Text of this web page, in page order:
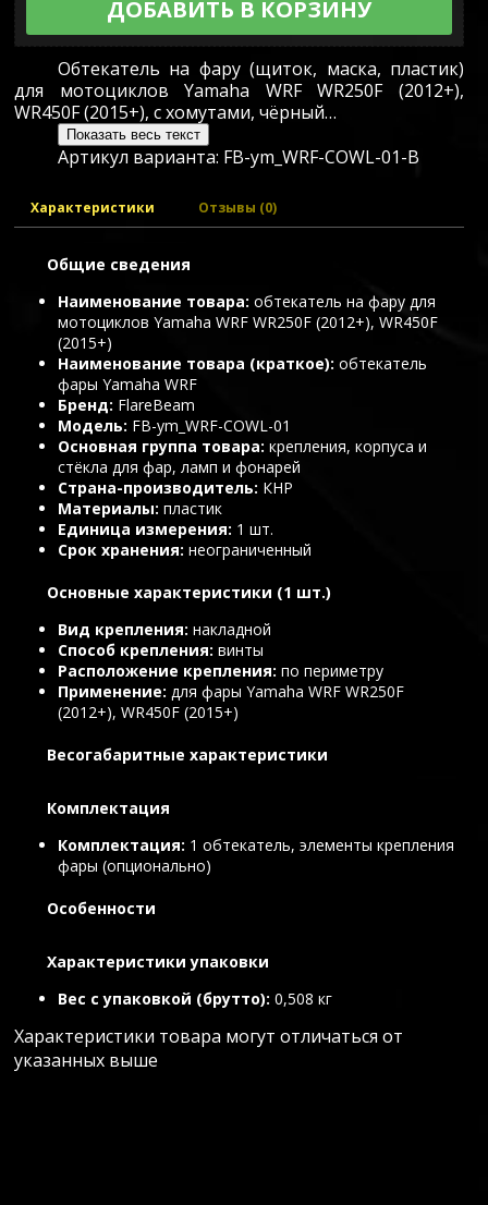
ДОБАВИТЬ В КОРЗИНУ
Обтекатель на фару (щиток, маска, пластик)
для мотоциклов Yamaha WRF WR250F (2012+),
WR450F (2015+), с хомутами, чёрный…
Показать весь текст
Артикул варианта: FB-ym_WRF-COWL-01-B
Характеристики Отзывы (0)
Общие сведения
Наименование товара обтекатель на фару для
мотоциклов Yamaha WRF WR250F (2012+), WR450F
(2015+)
Наименование товара (краткое) обтекатель
фары Yamaha WRF
Бренд FlareBeam
Модель FB-ym_WRF-COWL-01
Основная группа товара крепления, корпуса и
стёкла для фар, ламп и фонарей
Страна-производитель КНР
Материалы пластик
Единица измерения 1 шт.
Срок хранения неограниченный
Основные характеристики (1 шт.)
Вид крепления накладной
Способ крепления винты
Расположение крепления по периметру
Применение для фары Yamaha WRF WR250F
(2012+), WR450F (2015+)
Весогабаритные характеристики
Комплектация
Комплектация 1 обтекатель, элементы крепления
фары (опционально)
Особенности
Характеристики упаковки
Вес с упаковкой (брутто) 0,508 кг
Характеристики товара могут отличаться от
указанных выше